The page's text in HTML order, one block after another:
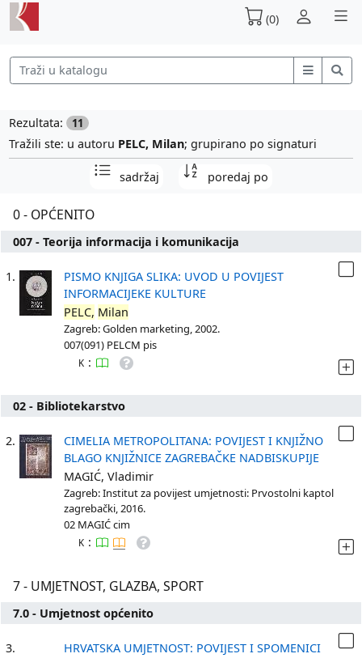
(0)
Rezultata: 11
Tražili ste: u autoru PELC, Milan; grupirano po signaturi
sadržaj poredaj po
0 - OPĆENITO
007 - Teorija informacija i komunikacija
1.
PISMO KNJIGA SLIKA: UVOD U POVIJEST
INFORMACIJEKE KULTURE
PELC, Milan
Zagreb: Golden marketing, 2002.
007(091) PELCM pis
K :
02 - Bibliotekarstvo
2.
CIMELIA METROPOLITANA: POVIJEST I KNJIŽNO
BLAGO KNJIŽNICE ZAGREBAČKE NADBISKUPIJE
MAGIĆ, Vladimir
Zagreb: Institut za povijest umjetnosti: Prvostolni kaptol
zagrebački, 2016.
02 MAGIĆ cim
K :
7 - UMJETNOST, GLAZBA, SPORT
7.0 - Umjetnost općenito
3.
HRVATSKA UMJETNOST: POVIJEST I SPOMENICI